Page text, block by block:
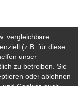
vergleichbare
(z.B. für diese
unser
zu betreiben. Sie
oder ablehnen